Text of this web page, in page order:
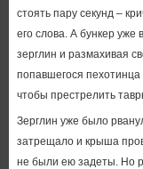
стоять пару секунд –
его слова. А бункер уже
зерглин и размахивая
попавшегося
чтобы престрелить
Зерглин уже было
затрещало и крыша
не были ею задеты. Но